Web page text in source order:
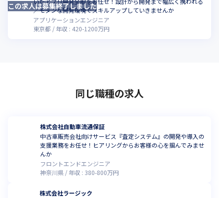
／モダンな開発環境でスキルアップしていきませんか
アプリケーションエンジニア
東京都
年収 : 420-1200万円
この求人は募集終了しました
同じ職種の求人
株式会社自動車流通保証
中古車販売会社向けサービス『査定システム』の開発や導入の
支援業務をお任せ！ヒアリングからお客様の心を掴んでみませ
んか
フロントエンドエンジニア
神奈川県
年収 : 380-800万円
株式会社ラージック